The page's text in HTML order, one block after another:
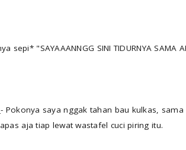
"SAYAAANNGG SINI TIDURNYA SAMA
Pokonya saya nggak tahan bau kulkas, sama
aja tiap lewat wastafel cuci piring itu.